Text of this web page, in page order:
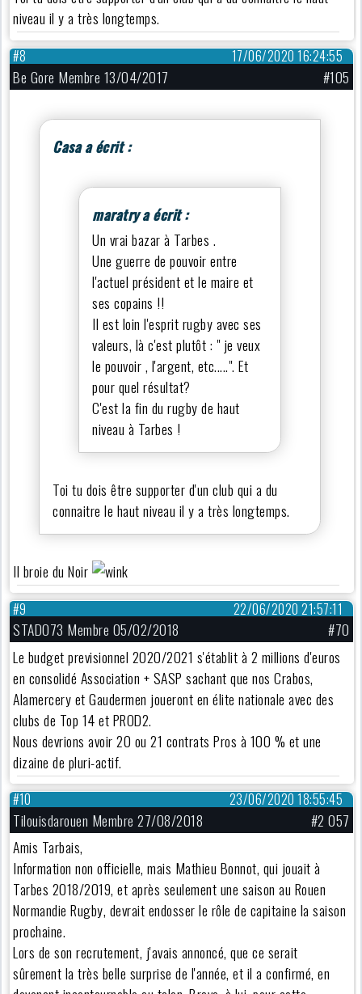
niveau il y a très longtemps.
17/06/2020 16:24:55
#8
Be Gore Membre 13/04/2017 #105
Casa a écrit :
maratry a écrit :
Un vrai bazar à Tarbes .
Une guerre de pouvoir entre
l'actuel président et le maire et
ses copains !!
Il est loin l'esprit rugby avec ses
valeurs, là c'est plutôt : " je veux
le pouvoir , l'argent, etc.....". Et
pour quel résultat?
C'est la fin du rugby de haut
niveau à Tarbes !
Toi tu dois être supporter d'un club qui a du
connaitre le haut niveau il y a très longtemps.
Il broie du Noir
22/06/2020 21:57:11
#9
STADO73 Membre 05/02/2018
#70
Le budget previsionnel 2020/2021 s'établit à 2 millions d'euros
en consolidé Association + SASP sachant que nos Crabos,
Alamercery et Gaudermen joueront en élite nationale avec des
clubs de Top 14 et PROD2.
Nous devrions avoir 20 ou 21 contrats Pros à 100 % et une
dizaine de pluri-actif.
23/06/2020 18:55:45
#10
Tilouisdarouen Membre 27/08/2018
#2 057
Amis Tarbais,
Information non officielle, mais Mathieu Bonnot, qui jouait à
Tarbes 2018/2019, et après seulement une saison au Rouen
Normandie Rugby, devrait endosser le rôle de capitaine la saison
prochaine.
Lors de son recrutement, j'avais annoncé, que ce serait
sûrement la très belle surprise de l'année, et il a confirmé, en